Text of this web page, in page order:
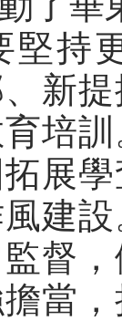
持更
新
培
展
建
督
當